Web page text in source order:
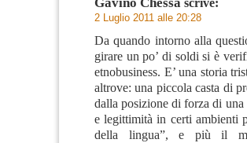
scrive:
2 Luglio 2011 alle 20:28
Da quando intorno alla
girare un po’ di soldi si è
etnobusiness. E’ una storia
altrove: una piccola casta di
dalla posizione di forza di
e legittimità in certi ambienti
della lingua”, e più il